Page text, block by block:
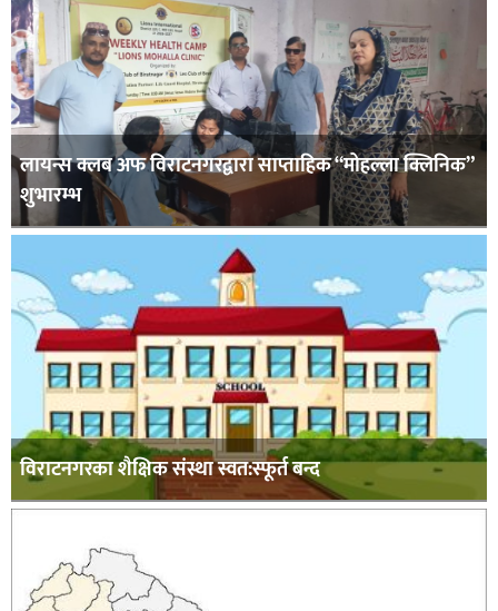
लायन्स क्लब अफ विराटनगरद्वारा साप्ताहिक “मोहल्ला क्लिनिक”
शुभारम्भ
विराटनगरका शैक्षिक संस्था स्वत:स्फूर्त बन्द